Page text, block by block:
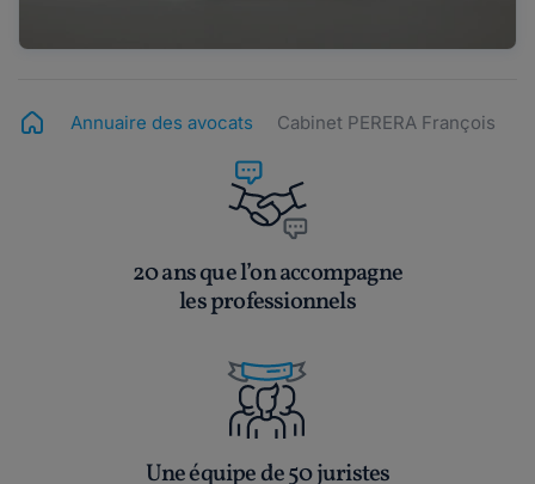
Annuaire des avocats Cabinet PERERA François
20 ans que l’on accompagne
les professionnels
Une équipe de 50 juristes